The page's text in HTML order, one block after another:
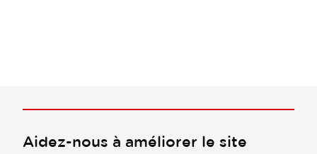
Aidez-nous à améliorer le site